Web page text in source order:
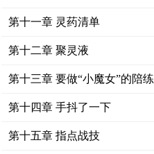
第十一章 灵药清单
第十二章 聚灵液
第十三章 要做“小魔女”的陪练
第十四章 手抖了一下
第十五章 指点战技